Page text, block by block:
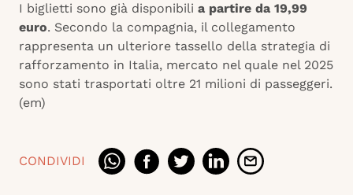
I biglietti sono già disponibili a partire da 19,99
euro. Secondo la compagnia, il collegamento
rappresenta un ulteriore tassello della strategia di
rafforzamento in Italia, mercato nel quale nel 2025
sono stati trasportati oltre 21 milioni di passeggeri.
(em)
CONDIVIDI